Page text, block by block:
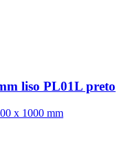
liso PL01L preto
x 1000 mm